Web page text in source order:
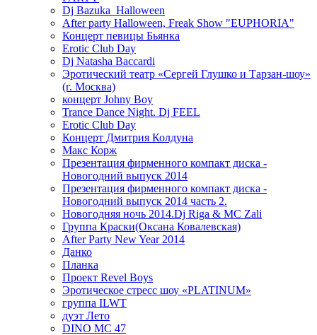
Dj Bazuka_Halloween
After party Halloween, Freak Show "EUPHORIA"
Концерт певицы Бьянка
Erotic Club Day
Dj Natasha Baccardi
Эротический театр «Сергей Глушко и Тарзан-шоу»
(г. Москва)
концерт Johny Boy
Trance Dance Night. Dj FEEL
Erotic Club Day
Концерт Дмитрия Колдуна
Макс Корж
Презентация фирменного компакт диска -
Новогодний выпуск 2014
Презентация фирменного компакт диска -
Новогодний выпуск 2014 часть 2.
Новогодняя ночь 2014.Dj Riga & MC Zali
Группа Краски(Оксана Ковалевская)
After Party New Year 2014
Данко
Планка
Проект Revel Boys
Эротическое стресс шоу «PLATINUM»
группа ILWT
дуэт Лето
DINO MC 47